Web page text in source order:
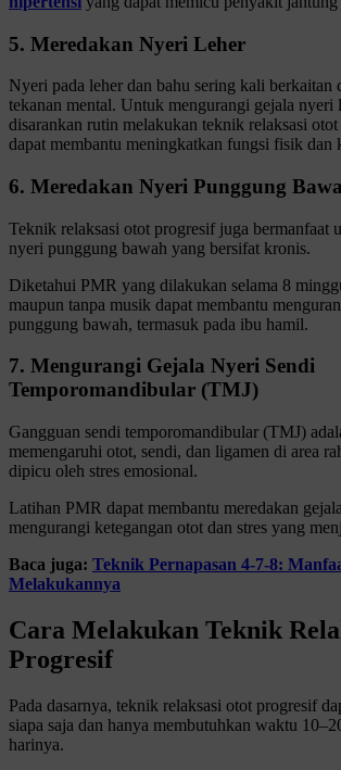
5. Meredakan Nyeri Leher
Nyeri pada leher dan bahu sering kali berkaitan
tekanan mental. Untuk mengurangi gejala nyeri
disarankan rutin melakukan teknik relaksasi
dapat membantu meningkatkan fungsi fisik dan
6. Meredakan Nyeri Punggung
Teknik relaksasi otot progresif juga bermanfaat
nyeri punggung bawah yang bersifat kronis.
Diketahui PMR yang dilakukan selama 8
maupun tanpa musik dapat membantu
punggung bawah, termasuk pada ibu hamil.
7. Mengurangi Gejala Nyeri Sendi
Temporomandibular (TMJ)
Gangguan sendi temporomandibular (TMJ)
memengaruhi otot, sendi, dan ligamen di area
dipicu oleh stres emosional.
Latihan PMR dapat membantu meredakan
mengurangi ketegangan otot dan stres yang
Baca juga: Teknik Pernapasan 4-7-8:
Melakukannya
Cara Melakukan Teknik
Progresif
Pada dasarnya, teknik relaksasi otot progresif
siapa saja dan hanya membutuhkan waktu
harinya.